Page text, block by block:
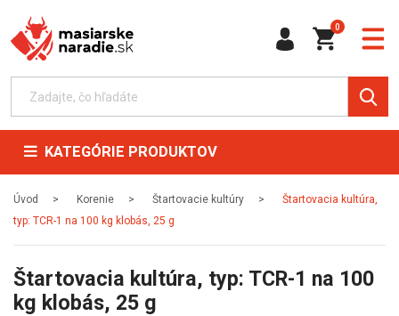
0
KATEGÓRIE PRODUKTOV
Úvod Korenie Štartovacie kultúry
Štartovacia kultúra,
typ: TCR-1 na 100 kg klobás, 25 g
Štartovacia kultúra, typ: TCR-1 na 100
kg klobás, 25 g